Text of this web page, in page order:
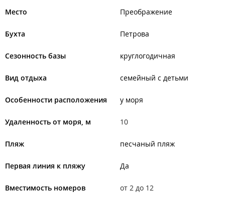
Место Преображение
Бухта Петрова
Сезонность базы круглогодичная
Вид отдыха семейный с детьми
Особенности расположения у моря
Удаленность от моря, м 10
Пляж песчаный пляж
Первая линия к пляжу Да
Вместимость номеров от 2 до 12